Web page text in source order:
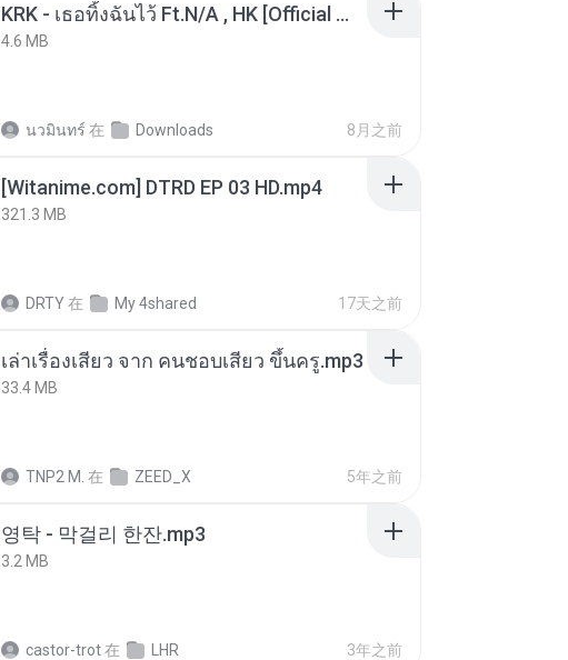
KRK - เธอทิ้งฉันไว้ Ft.N/A , HK [Official MV]
4.6 MB
นวมินทร์ 在 Downloads 8月之前
[Witanime.com] DTRD EP 03 HD.mp4
321.3 MB
DRTY在 My 4shared 17天之前
เล่าเรื่องเสียว จาก คนชอบเสียว ขึ้นครู.mp3
33.4 MB
TNP2 M. 在 ZEED_X 5年之前
영탁 - 막걸리 한잔.mp3
3.2 MB
castor-trot在 LHR 3年之前